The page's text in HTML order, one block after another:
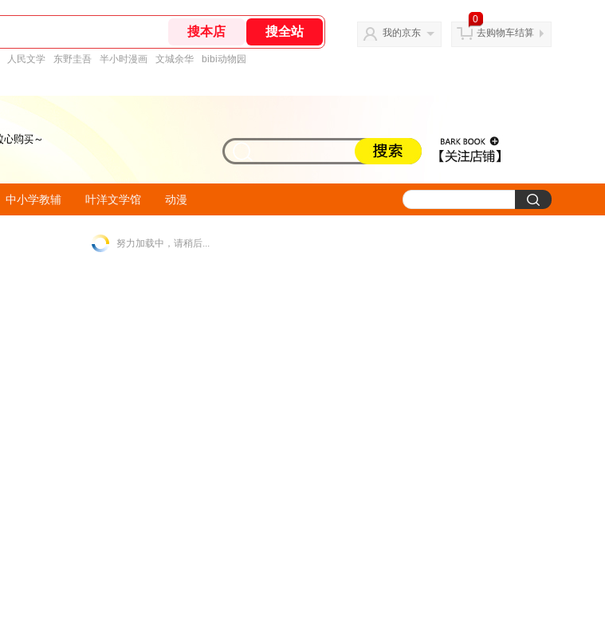
人民文学 东野圭吾 半小时漫画 文城余华 bibi动物园
我的京东
0
去购物车结算
中小学教辅 叶洋文学馆 动漫
努力加载中，请稍后...